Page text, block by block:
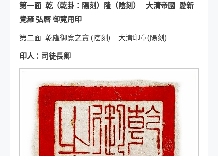
第一面 乾（乾卦：陽刻）隆（陰刻）
大清帝國 愛新
覺羅 弘曆 御覽用印
第二面 乾隆御覽之寶 (陰刻) 大清印章(陽刻)
印人：司徒長卿